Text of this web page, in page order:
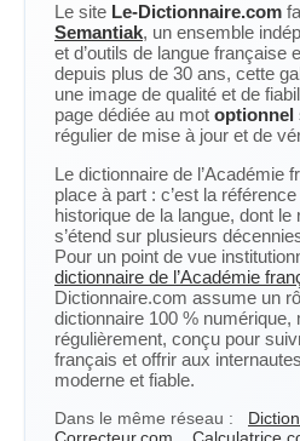
Le site Le-Dictionnaire.com
Semantiak, un ensemble
et d’outils de langue française
depuis plus de 30 ans, cette
une image de qualité et de
page dédiée au mot optionnel
régulier de mise à jour et de
Le dictionnaire de l’Académie
place à part : c’est la
historique de la langue, dont
s’étend sur plusieurs
Pour un point de vue
dictionnaire de l’Académie
Dictionnaire.com assume un
dictionnaire 100 % numérique,
régulièrement, conçu pour
français et offrir aux
moderne et fiable.
Dans le même réseau :